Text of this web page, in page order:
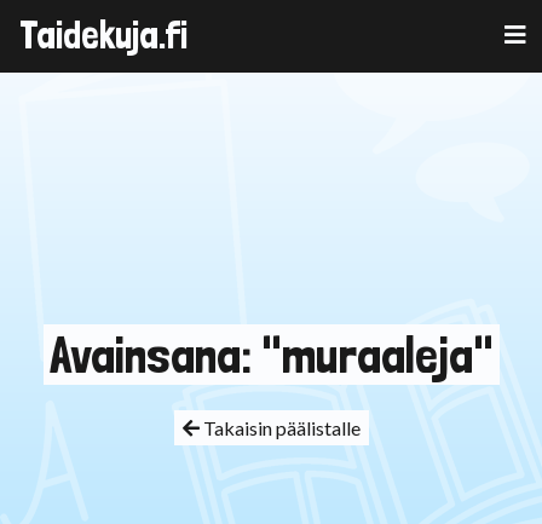
Skip
Taidekuja.fi
Avainsana: "muraaleja"
Takaisin päälistalle